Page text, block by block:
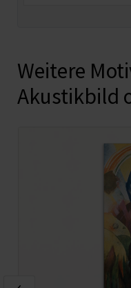
Weitere
Akustikbild